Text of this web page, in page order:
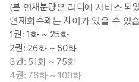
(본 연재분량은 리디에 서비스 되
연재화수와는 차이가 있을 수 있
1권: 1화 ~ 25화
2권: 26화 ~ 50화
3권: 51화 ~ 75화
4권: 76화 ~ 100화